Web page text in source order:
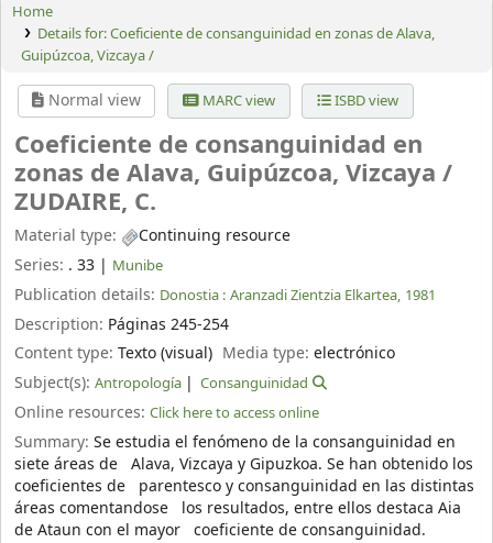
Home
Details for:Coeficiente de consanguinidad en zonas de Alava,
Guipúzcoa, Vizcaya /
Normal view MARC view ISBD view
Coeficiente de consanguinidad en
zonas de Alava, Guipúzcoa, Vizcaya /
ZUDAIRE, C.
Material type:
Continuing resource
Series: . 33 | Munibe
Publication details: Donostia : Aranzadi Zientzia Elkartea, 1981
Description: Páginas 245-254
Content type: Texto (visual) Media type:electrónico
Subject(s): Antropología Consanguinidad
Online resources: Click here to access online
Summary: Se estudia el fenómeno de la consanguinidad en
siete áreas de Alava, Vizcaya y Gipuzkoa. Se han obtenido los
coeficientes de parentesco y consanguinidad en las distintas
áreas comentandose los resultados, entre ellos destaca Aia
de Ataun con el mayor coeficiente de consanguinidad.